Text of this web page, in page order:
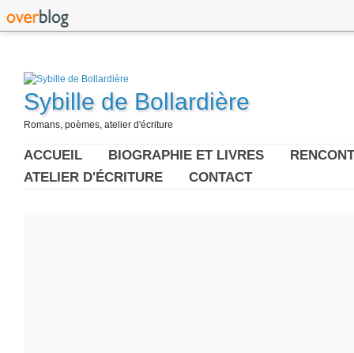
Sybille de Bollardière
Romans, poèmes, atelier d'écriture
ACCUEIL BIOGRAPHIE ET LIVRES
ATELIER D'ÉCRITURE
CONTACT